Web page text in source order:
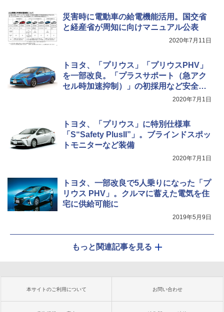
災害時に電動車の給電機能活用。国交省
と経産省が周知に向けマニュアル公表
2020年7月11日
トヨタ、「プリウス」「プリウスPHV」
を一部改良。「プラスサポート（急アク
セル時加速抑制）」の初採用など安全装
2020年7月1日
トヨタ、「プリウス」に特別仕様車
「S“Safety PlusII”」。ブラインドスポッ
トモニターなど装備
2020年7月1日
トヨタ、一部改良で5人乗りになった「プ
リウス PHV」。クルマに蓄えた電気を住
宅に供給可能に
2019年5月9日
もっと関連記事を見る
本サイトのご利用について お問い合わせ